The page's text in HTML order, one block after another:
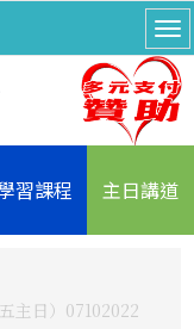
習課程 主日講道
主日）07102022